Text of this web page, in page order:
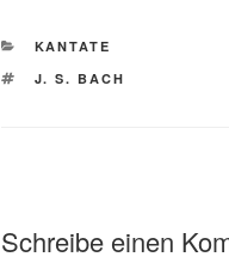
KATEGORIEN
KANTATE
SCHLAGWÖRTER
J. S. BACH
Schreibe einen